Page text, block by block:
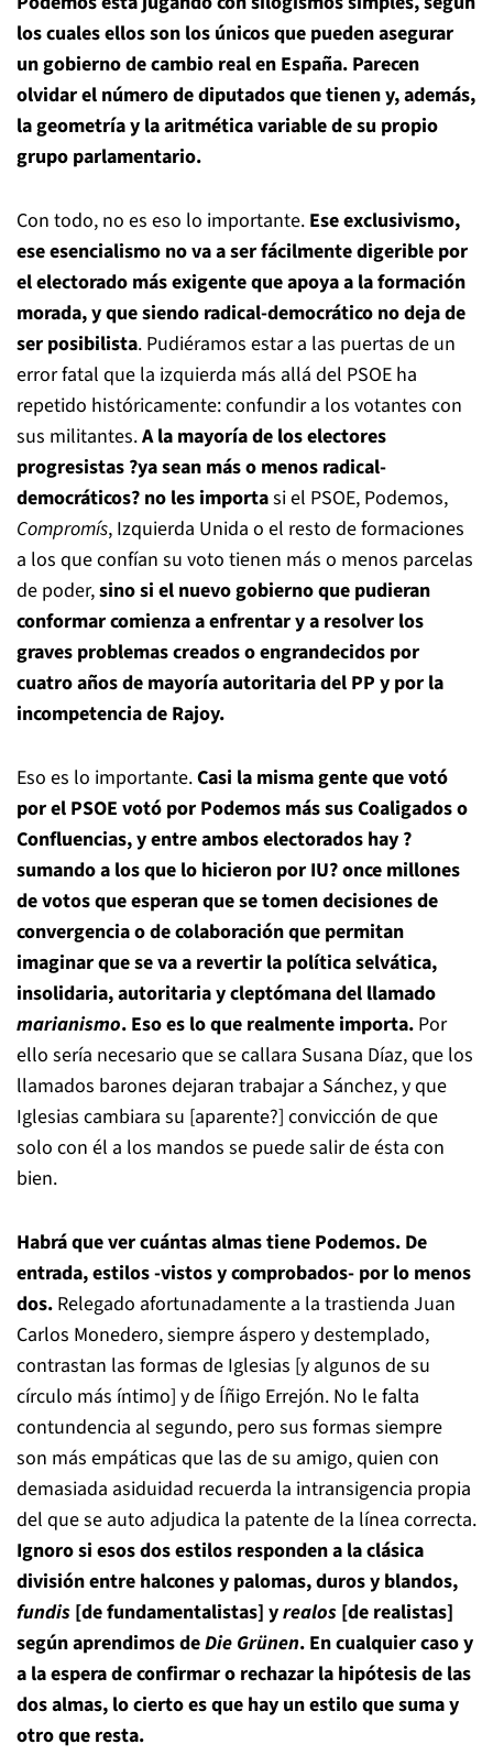
los cuales ellos son los únicos que pueden asegurar
un gobierno de cambio real en España. Parecen
olvidar el número de diputados que tienen y, además,
la geometría y la aritmética variable de su propio
grupo parlamentario.
Con todo, no es eso lo importante. Ese exclusivismo,
ese esencialismo no va a ser fácilmente digerible por
el electorado más exigente que apoya a la formación
morada, y que siendo radical-democrático no deja de
ser posibilista. Pudiéramos estar a las puertas de un
error fatal que la izquierda más allá del PSOE ha
repetido históricamente: confundir a los votantes con
sus militantes.A la mayoría de los electores
progresistas ?ya sean más o menos radical-
democráticos? no les importasi el PSOE, Podemos,
Compromís, Izquierda Unida o el resto de formaciones
a los que confían su voto tienen más o menos parcelas
de poder,sino si el nuevo gobierno que pudieran
conformar comienza a enfrentar y a resolver los
graves problemas creados o engrandecidos por
cuatro años de mayoría autoritaria del PP y por la
incompetencia de Rajoy.
Eso es lo importante.Casi la misma gente que votó
por el PSOE votó por Podemos más sus Coaligados o
Confluencias, y entre ambos electorados hay ?
sumando a los que lo hicieron por IU? once millones
de votos que esperan que se tomen decisiones de
convergencia o de colaboración que permitan
imaginar que se va a revertir la política selvática,
insolidaria, autoritaria y cleptómana del llamado
marianismo. Eso es lo que realmente importa. Por
ello sería necesario que se callara Susana Díaz, que los
llamados barones dejaran trabajar a Sánchez, y que
Iglesias cambiara su [aparente?] convicción de que
solo con él a los mandos se puede salir de ésta con
bien.
Habrá que ver cuántas almas tiene Podemos. De
entrada, estilos -vistos y comprobados- por lo menos
dos. Relegado afortunadamente a la trastienda Juan
Carlos Monedero, siempre áspero y destemplado,
contrastan las formas de Iglesias [y algunos de su
círculo más íntimo] y de Íñigo Errejón. No le falta
contundencia al segundo, pero sus formas siempre
son más empáticas que las de su amigo, quien con
demasiada asiduidad recuerda la intransigencia propia
del que se auto adjudica la patente de la línea correcta.
Ignoro si esos dos estilos responden a la clásica
división entre halcones y palomas, duros y blandos,
fundis [de fundamentalistas] yrealos [de realistas]
según aprendimos deDie Grünen. En cualquier caso y
a la espera de confirmar o rechazar la hipótesis de las
dos almas, lo cierto es que hay un estilo que suma y
otro que resta.